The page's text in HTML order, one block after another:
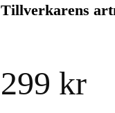
Tillverkarens
299 kr